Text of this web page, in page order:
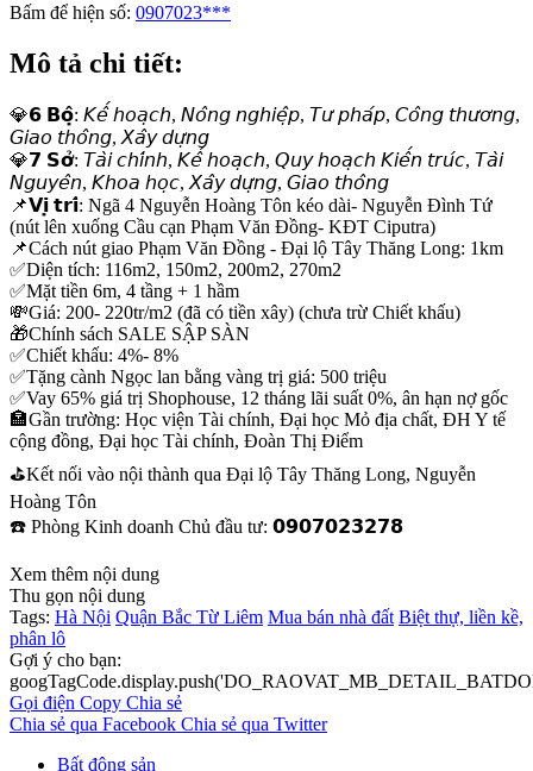
Bấm để hiện số: 0907023***
Mô tả chi tiết:
💎𝟲 𝗕𝗼̣̂: 𝘒𝘦̂́ 𝘩𝘰𝘢̣𝘤𝘩, 𝘕𝘰̂𝘯𝘨 𝘯𝘨𝘩𝘪𝘦̣̂𝘱, 𝘛𝘶̛ 𝘱𝘩𝘢́𝘱, 𝘊𝘰̂𝘯𝘨 𝘵𝘩𝘶̛𝘰̛𝘯𝘨,
𝘎𝘪𝘢𝘰 𝘵𝘩𝘰̂𝘯𝘨, 𝘟𝘢̂𝘺 𝘥𝘶̛̣𝘯𝘨
💎𝟳 𝗦𝗼̛̉: 𝘛𝘢̀𝘪 𝘤𝘩𝘪́𝘯𝘩, 𝘒𝘦̂́ 𝘩𝘰𝘢̣𝘤𝘩, 𝘘𝘶𝘺 𝘩𝘰𝘢̣𝘤𝘩 𝘒𝘪𝘦̂́𝘯 𝘵𝘳𝘶́𝘤, 𝘛𝘢̀𝘪
𝘕𝘨𝘶𝘺𝘦̂𝘯, 𝘒𝘩𝘰𝘢 𝘩𝘰̣𝘤, 𝘟𝘢̂𝘺 𝘥𝘶̛̣𝘯𝘨, 𝘎𝘪𝘢𝘰 𝘵𝘩𝘰̂𝘯𝘨
📌𝗩𝗶̣ 𝘁𝗿𝗶́: Ngã 4 Nguyễn Hoàng Tôn kéo dài- Nguyễn Đình Tứ
(nút lên xuống Cầu cạn Phạm Văn Đồng- KĐT Ciputra)
📌Cách nút giao Phạm Văn Đồng - Đại lộ Tây Thăng Long: 1km
✅Diện tích: 116m2, 150m2, 200m2, 270m2
✅Mặt tiền 6m, 4 tầng + 1 hầm
💸Giá: 200- 220tr/m2 (đã có tiền xây) (chưa trừ Chiết khấu)
🎁Chính sách SALE SẬP SÀN
✅Chiết khấu: 4%- 8%
✅Tặng cành Ngọc lan bằng vàng trị giá: 500 triệu
✅Vay 65% giá trị Shophouse, 12 tháng lãi suất 0%, ân hạn nợ gốc
🏣Gần trường: Học viện Tài chính, Đại học Mỏ địa chất, ĐH Y tế
cộng đồng, Đại học Tài chính, Đoàn Thị Điểm
⛳️Kết nối vào nội thành qua Đại lộ Tây Thăng Long, Nguyễn
Hoàng Tôn
☎️ Phòng Kinh doanh Chủ đầu tư: 𝟬𝟵𝟬𝟳𝟬𝟮𝟯𝟮𝟳𝟴
Xem thêm nội dung
Thu gọn nội dung
Tags: Hà Nội Quận Bắc Từ Liêm Mua bán nhà đất Biệt thự, liền kề,
phân lô
Gợi ý cho bạn:
Gọi điện Copy Chia sẻ
Chia sẻ qua Facebook Chia sẻ qua Twitter
Bất động sản